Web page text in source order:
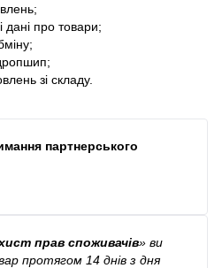
про товари;
зі складу.
партнерського
прав споживачів» ви
протягом 14 днів з дня